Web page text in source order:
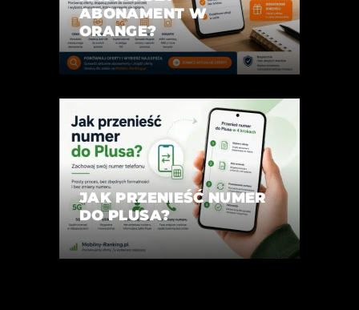
ABONAMENT W
ORANGE?
JAK PRZENIEŚĆ NUMER
DO PLUSA?